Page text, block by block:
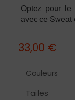
Optez pour le
avec ce Sweat
33,00 €
Couleurs
Tailles